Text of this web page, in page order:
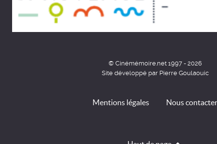
© Cinémémoire.net 1997 - 2026
Site développé par Pierre Goulaouic
Mentions légales Nous contacter